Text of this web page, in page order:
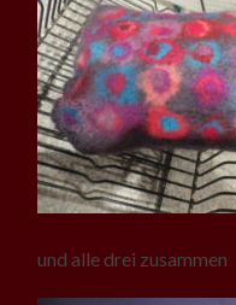
und alle drei zusammen